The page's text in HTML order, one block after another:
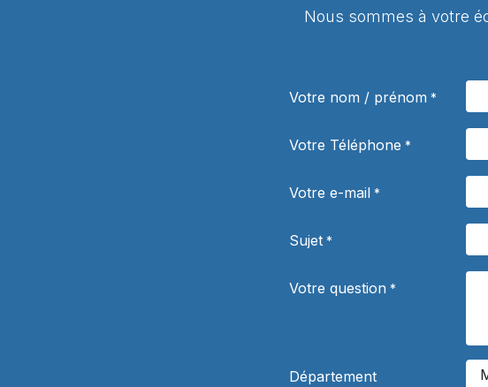
Nous sommes à votre
Votre nom / prénom *
Votre Téléphone *
Votre e-mail *
Sujet *
Votre question *
Département